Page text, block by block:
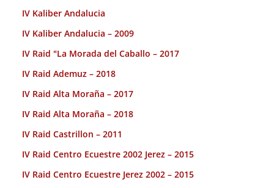
IV Kaliber Andalucia
IV Kaliber Andalucia – 2009
IV Raid "La Morada del Caballo – 2017
IV Raid Ademuz – 2018
IV Raid Alta Moraña – 2017
IV Raid Alta Moraña – 2018
IV Raid Castrillon – 2011
IV Raid Centro Ecuestre 2002 Jerez – 2015
IV Raid Centro Ecuestre Jerez 2002 – 2015